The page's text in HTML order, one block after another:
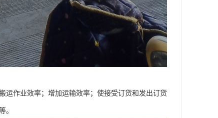
运作业效率；增加运输效率；使接受订货和发出订货
。